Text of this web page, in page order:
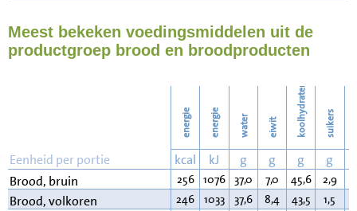
Strijken 110
127
Meest bekeken voedingsmiddelen uit de
productgroep brood en broodproducten
energie energie water eiwit koolhydraten suikers
Eenheid per portie kcal kJ g g g g
Brood, bruin
256 1076 37,0 7,0 45,6 2,9
Brood, volkoren 246 1033 37,6 8,4 43,5 1,5